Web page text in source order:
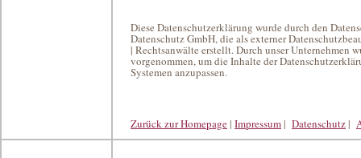
Diese Datenschutzerklärung wurde durch den
Datenschutz GmbH, die als externer
| Rechtsanwälte erstellt. Durch unser Unternehmen
vorgenommen, um die Inhalte der
Systemen anzupassen.
Zurück zur Homepage| Impressum| Datenschutz|